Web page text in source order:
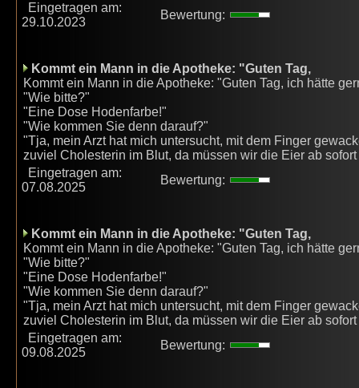
Eingetragen am:
29.10.2023
Bewertung:
Kommt ein Mann in die Apotheke: "Guten Tag,
Kommt ein Mann in die Apotheke: "Guten Tag, ich hätte
"Wie bitte?"
"Eine Dose Hodenfarbe!"
"Wie kommen Sie denn darauf?"
"Tja, mein Arzt hat mich untersucht, mit dem Finger
zuviel Cholesterin im Blut, da müssen wir die Eier ab
Eingetragen am:
07.08.2025
Bewertung:
Kommt ein Mann in die Apotheke: "Guten Tag,
Kommt ein Mann in die Apotheke: "Guten Tag, ich hätte
"Wie bitte?"
"Eine Dose Hodenfarbe!"
"Wie kommen Sie denn darauf?"
"Tja, mein Arzt hat mich untersucht, mit dem Finger
zuviel Cholesterin im Blut, da müssen wir die Eier ab
Eingetragen am:
09.08.2025
Bewertung: